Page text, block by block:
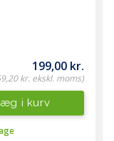
199,00 kr.
kr. ekskl. moms)
i kurv